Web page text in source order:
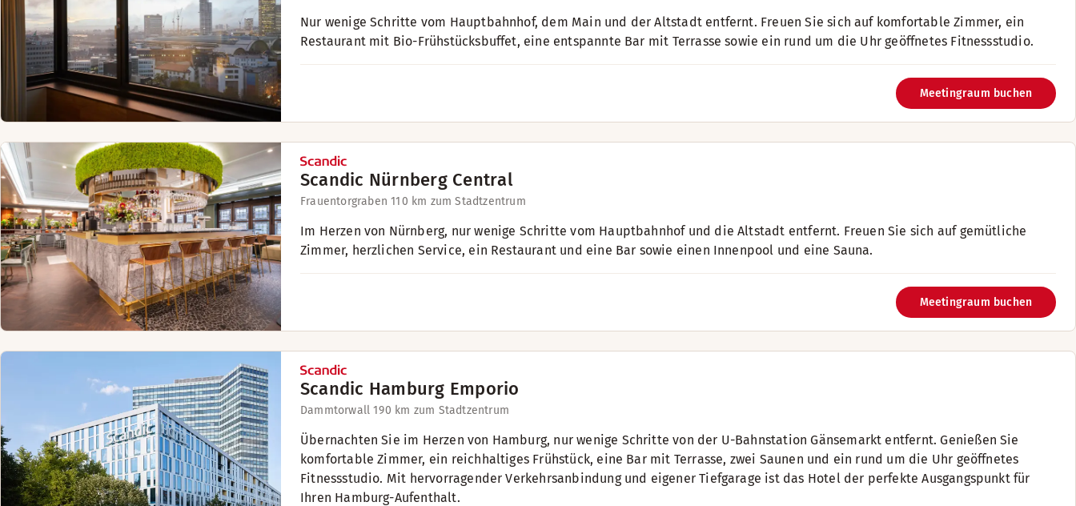
Nur wenige Schritte vom Hauptbahnhof, dem Main und der Altstadt entfernt. Freuen Sie sich auf komfortable Zimmer, ein
Restaurant mit Bio-Frühstücksbuffet, eine entspannte Bar mit Terrasse sowie ein rund um die Uhr geöffnetes Fitnessstudio.
Meetingraum buchen
Scandic Nürnberg Central
Frauentorgraben 110 km zum Stadtzentrum
Im Herzen von Nürnberg, nur wenige Schritte vom Hauptbahnhof und die Altstadt entfernt. Freuen Sie sich auf gemütliche
Zimmer, herzlichen Service, ein Restaurant und eine Bar sowie einen Innenpool und eine Sauna. ​ ​
Meetingraum buchen
Scandic Hamburg Emporio
Dammtorwall 190 km zum Stadtzentrum
Übernachten Sie im Herzen von Hamburg, nur wenige Schritte von der U-Bahnstation Gänsemarkt entfernt. Genießen Sie
komfortable Zimmer, ein reichhaltiges Frühstück, eine Bar mit Terrasse, zwei Saunen und ein rund um die Uhr geöffnetes
Fitnessstudio. Mit hervorragender Verkehrsanbindung und eigener Tiefgarage ist das Hotel der perfekte Ausgangspunkt für
Ihren Hamburg-Aufenthalt.